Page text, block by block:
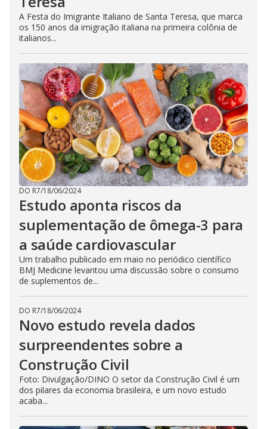
A Festa do Imigrante Italiano de Santa Teresa, que marca
os 150 anos da imigração italiana na primeira colônia de
italianos...
DO R7/18/06/2024
Estudo aponta riscos da
suplementação de ômega-3 para
a saúde cardiovascular
Um trabalho publicado em maio no periódico científico
BMJ Medicine levantou uma discussão sobre o consumo
de suplementos de...
DO R7/18/06/2024
Novo estudo revela dados
surpreendentes sobre a
Construção Civil
Foto: Divulgação/DINO O setor da Construção Civil é um
dos pilares da economia brasileira, e um novo estudo
acaba...